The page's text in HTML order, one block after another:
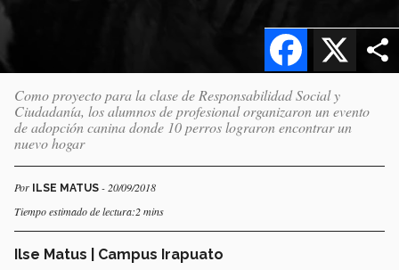
X
Facebook
Como proyecto para la clase de Responsabilidad Social y
Ciudadanía, los alumnos de profesional organizaron un evento
de adopción canina donde 10 perros lograron encontrar un
nuevo hogar
Por ILSE MATUS - 20/09/2018
Tiempo estimado de lectura:2 mins
Ilse Matus | Campus Irapuato